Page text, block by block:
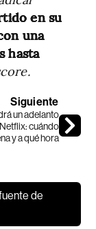
en su
una
hasta
Siguiente
un adelanto
cuándo
y a qué hora
de